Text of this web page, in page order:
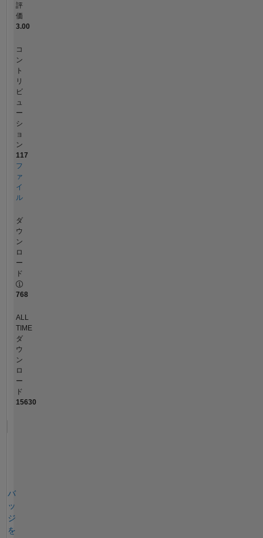
評
価
3.00
コ
ン
ト
リ
ビ
ュ
ー
シ
ョ
ン
117
フ
ァ
イ
ル
ダ
ウ
ン
ロ
ー
ド
768
ALL
TIME
ダ
ウ
ン
ロ
ー
ド
15630
バ
ッ
ジ
を